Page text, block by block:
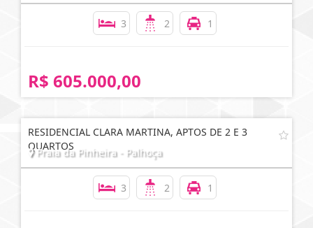
3 2 1
R$ 605.000,00
RESIDENCIAL CLARA MARTINA, APTOS DE 2 E 3
QUARTOS
Praia da Pinheira - Palhoça
3 2 1